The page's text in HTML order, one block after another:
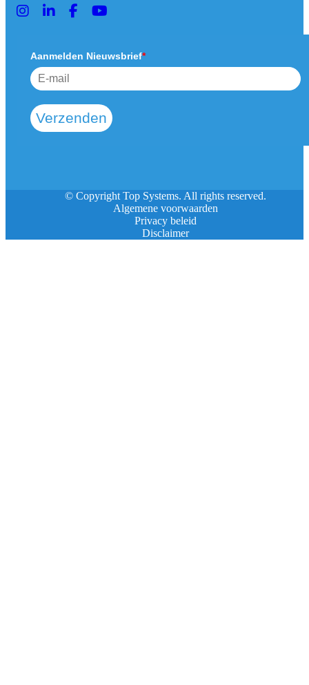
Aanmelden Nieuwsbrief*
Verzenden
© Copyright Top Systems. All rights reserved.
Algemene voorwaarden
Privacy beleid
Disclaimer